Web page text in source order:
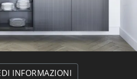
INFORMAZIONI